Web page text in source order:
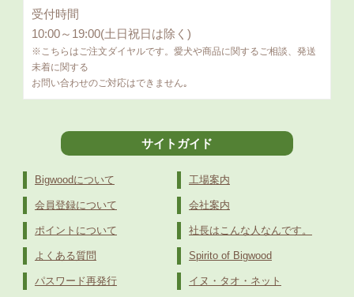
受付時間
10:00～19:00(土日祝日は除く)
※こちらはご注文ダイヤルです。愛犬や商品に関するご相談、発送
未着に関する
お問い合わせのご対応はできません｡
サイトガイド
Bigwoodについて
会員登録について
ポイントについて
よくある質問
パスワード再発行
工場案内
会社案内
社長はこんな人なんです。
Spirito of Bigwood
イヌ・タオ・ネット